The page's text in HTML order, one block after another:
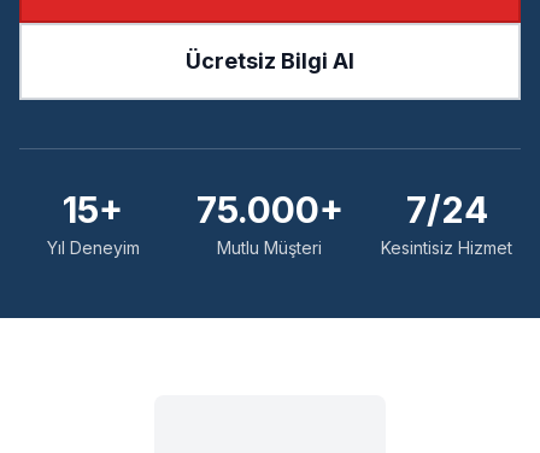
Ücretsiz Bilgi Al
15+
Yıl Deneyim
75.000+
Mutlu Müşteri
7/24
Kesintisiz Hizmet